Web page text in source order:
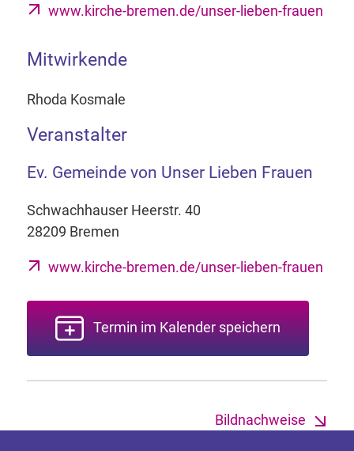
www.kirche-bremen.de/unser-lieben-frauen
Mitwirkende
Rhoda Kosmale
Veranstalter
Ev. Gemeinde von Unser Lieben Frauen
Schwachhauser Heerstr. 40
28209 Bremen
www.kirche-bremen.de/unser-lieben-frauen
Termin im Kalender speichern
Bildnachweise